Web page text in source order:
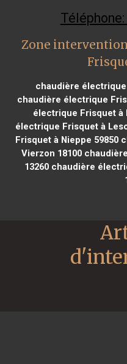
Zone
chaudière électrique
chaudière électrique
électrique Frisquet à
électrique Frisquet à
Frisquet à Nieppe 59850
Vierzon 18100
13260chaudière